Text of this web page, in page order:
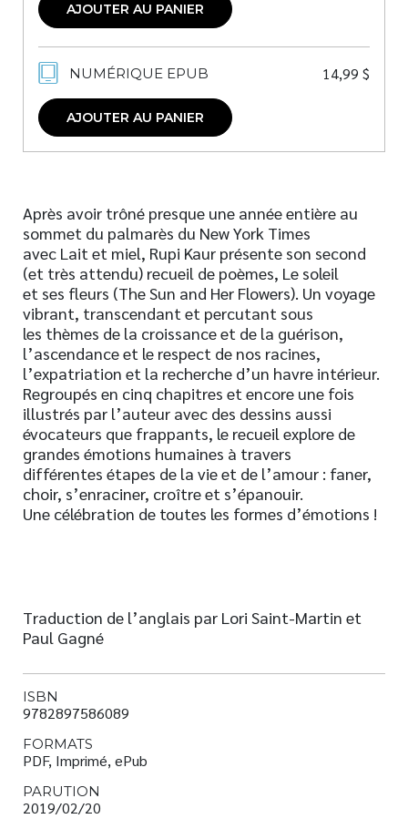
AJOUTER AU PANIER
NUMÉRIQUE EPUB 14,99 $
AJOUTER AU PANIER
Après avoir trôné presque une année entière au
sommet du palmarès du New York Times
avec Lait et miel, Rupi Kaur présente son second
(et très attendu) recueil de poèmes, Le soleil
et ses fleurs (The Sun and Her Flowers). Un voyage
vibrant, transcendant et percutant sous
les thèmes de la croissance et de la guérison,
l’ascendance et le respect de nos racines,
l’expatriation et la recherche d’un havre intérieur.
Regroupés en cinq chapitres et encore une fois
illustrés par l’auteur avec des dessins aussi
évocateurs que frappants, le recueil explore de
grandes émotions humaines à travers
différentes étapes de la vie et de l’amour : faner,
choir, s’enraciner, croître et s’épanouir.
Une célébration de toutes les formes d’émotions !
Traduction de l’anglais par Lori Saint-Martin et
Paul Gagné
ISBN
9782897586089
FORMATS
PDF, Imprimé, ePub
PARUTION
2019/02/20